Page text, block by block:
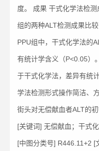
度。 成果 干式化学法检
组的两种ALT检测成果比
PPU组中，干式化学法的
有统计学含义（P<0.05）
于干式化学法，差异有统
学法检测形式操作简洁、
街头对无偿献血者ALT的
[关键词] 无偿献血；干式
[中图分类号] R446.11+2 [